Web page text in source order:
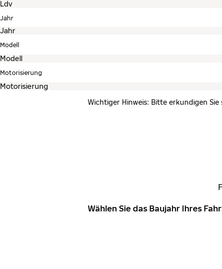
Jahr
Modell
Motorisierung
Wichtiger Hinweis: Bitte erkundigen
Wählen Sie das Baujahr Ihres